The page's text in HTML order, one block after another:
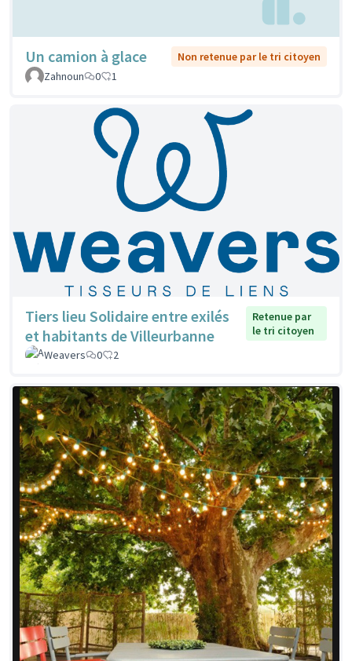
Un camion à glace
Non retenue par le tri citoyen
Zahnoun
0 1
Tiers lieu Solidaire entre exilés
et habitants de Villeurbanne
Retenue par
le tri citoyen
Weavers
0 2